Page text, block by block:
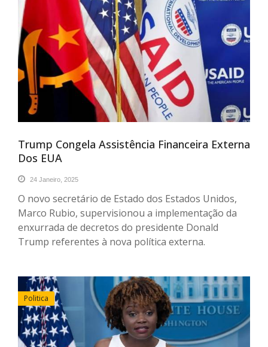
Trump Congela Assistência Financeira Externa
Dos EUA
24 Janeiro, 2025
O novo secretário de Estado dos Estados Unidos,
Marco Rubio, supervisionou a implementação da
enxurrada de decretos do presidente Donald
Trump referentes à nova política externa.
Politica